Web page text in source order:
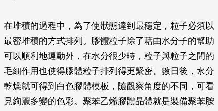
在堆積的過程中，為了使狀態達到最穩定，粒子必須以
最密堆積的方式排列。膠體粒子除了藉由水分子的幫助
可以順利地運動外，在水分很少時，粒子與粒子之間的
毛細作用也使得膠體粒子排列得更緊密。數日後，水分
乾燥就可得到白色膠體模板，隨觀察角度的不同，可看
見絢麗多變的色彩。聚苯乙烯膠體晶體就是製備聚苯胺